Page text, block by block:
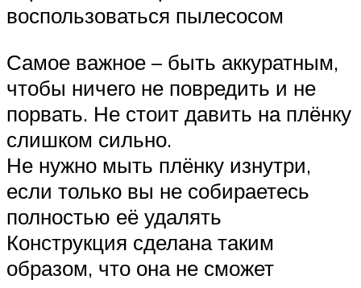
воспользоваться пылесосом
Самое важное – быть аккуратным,
чтобы ничего не повредить и не
порвать. Не стоит давить на плёнку
слишком сильно.
Не нужно мыть плёнку изнутри,
если только вы не собираетесь
полностью её удалять
Конструкция сделана таким
образом, что она не сможет